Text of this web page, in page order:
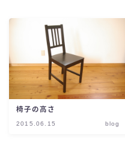
椅子の高さ
2015.06.15 blog